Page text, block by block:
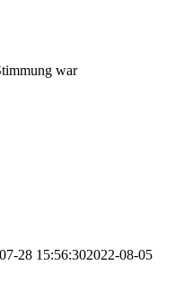
war
28 15:56:302022-08-05